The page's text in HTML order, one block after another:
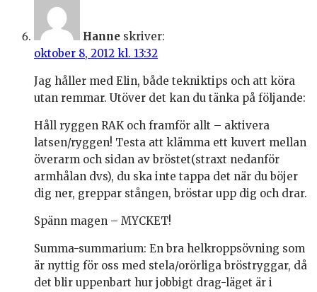
Hanne skriver:
oktober 8, 2012 kl. 13:32
Jag håller med Elin, både tekniktips och att köra
utan remmar. Utöver det kan du tänka på följande:
Håll ryggen RAK och framför allt – aktivera
latsen/ryggen! Testa att klämma ett kuvert mellan
överarm och sidan av bröstet(straxt nedanför
armhålan dvs), du ska inte tappa det när du böjer
dig ner, greppar stången, bröstar upp dig och drar.
Spänn magen – MYCKET!
Summa-summarium: En bra helkroppsövning som
är nyttig för oss med stela/orörliga bröstryggar, då
det blir uppenbart hur jobbigt drag-läget är i